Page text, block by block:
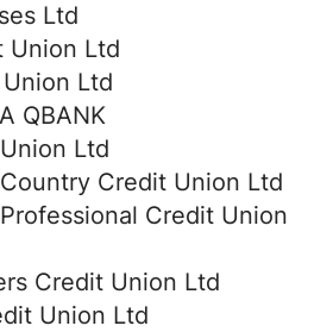
Ltd
Union Ltd
Ltd
QBANK
Ltd
Credit Union Ltd
Credit Union
Credit Union Ltd
Union Ltd